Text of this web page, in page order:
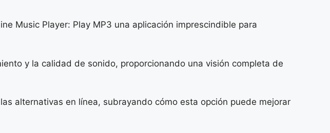
Music Player: Play MP3 una aplicación imprescindible para
y la calidad de sonido, proporcionando una visión completa de
alternativas en línea, subrayando cómo esta opción puede mejorar